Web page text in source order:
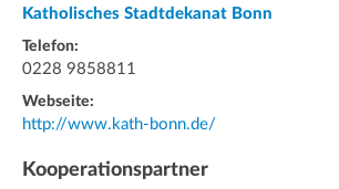
Katholisches Stadtdekanat Bonn
Telefon:
0228 9858811
Webseite:
http://www.kath-bonn.de/
Kooperationspartner